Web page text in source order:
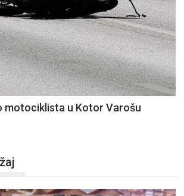
motociklista u Kotor Varošu